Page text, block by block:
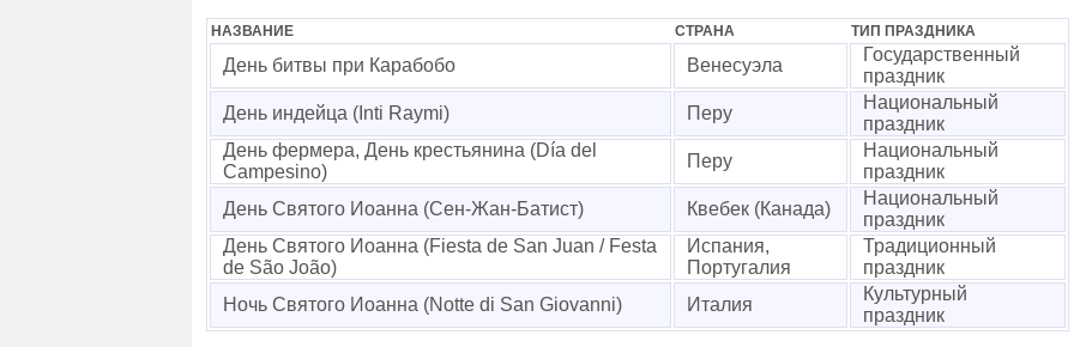
НАЗВАНИЕ СТРАНА ТИП ПРАЗДНИКА
День битвы при Карабобо Венесуэла
Государственный
праздник
День индейца (Inti Raymi)
Перу
Национальный
праздник
День фермера, День крестьянина (Día del
Campesino)
Перу
Национальный
праздник
День Святого Иоанна (Сен-Жан-Батист)
Квебек (Канада)
Национальный
праздник
День Святого Иоанна (Fiesta de San Juan / Festa
de São João)
Испания,
Португалия
Традиционный
праздник
Ночь Святого Иоанна (Notte di San Giovanni)
Италия
Культурный
праздник